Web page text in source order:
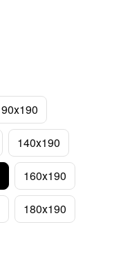
90х190
140х190
160х190
180х190